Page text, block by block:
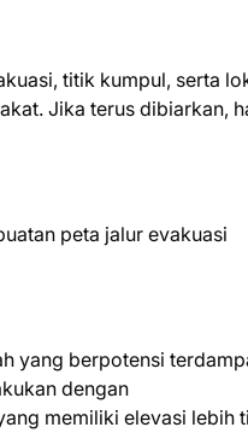
titik kumpul, serta
Jika terus dibiarkan,
peta jalur evakuasi
yang berpotensi
dengan
memiliki elevasi lebih